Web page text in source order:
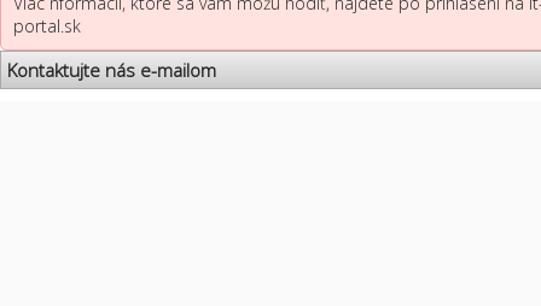
portal.sk
Kontaktujte nás e-mailom